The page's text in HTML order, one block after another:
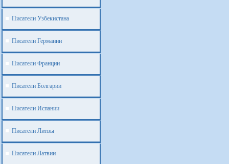
Писатели Узбекистана
Писатели Германии
Писатели Франции
Писатели Болгарии
Писатели Испании
Писатели Литвы
Писатели Латвии